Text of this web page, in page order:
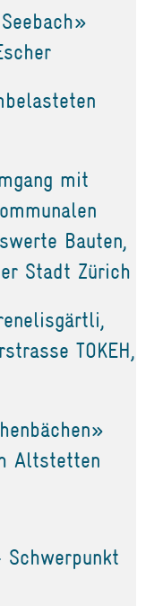
mit
Bauten,
Stadt Zürich
TOKEH,
Altstetten